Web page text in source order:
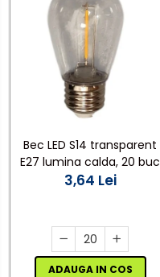
Bec LED S14 transparent
E27 lumina calda, 20 buc
3,64 Lei
ADAUGA IN COS